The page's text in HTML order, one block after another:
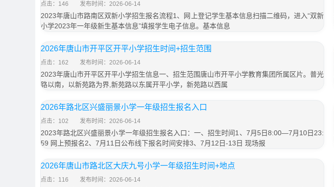
点击：146 发布时间：2026-06-14
2023年唐山市路南区双新小学招生报名流程1、网上登记学生基本信息扫描二维码，进入“双新
小学2023年一年级新生基本信息”填报学生电子信息。基本信息
2026年唐山市开平区开平小学招生时间+招生范围
点击：162 发布时间：2026-06-14
2023年唐山市开平区开平小学招生信息一、招生范围唐山市开平小学教育集团所属区片。普光
路以南，以新苑路为界,新苑路以东属开平小学，新苑路以西属
2026年路北区兴盛丽景小学一年级招生报名入口
点击：102 发布时间：2026-06-14
2023年路北区兴盛丽景小学一年级招生报名入口：一、招生时间1、7月5日8:00—7月10日23:
59 网上预报名2、7月11日公布线下报名时间安排3、7月12日-13日 现场报
2026年唐山市路北区大庆九号小学一年级招生时间+地点
点击：116 发布时间：2026-06-14